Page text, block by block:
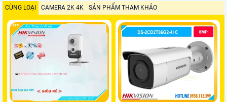
CÙNG LOẠI CAMERA 2K 4K SẢN PHẨM THAM KHẢO